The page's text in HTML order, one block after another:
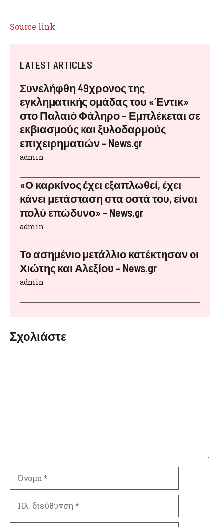
Source link
LATEST ARTICLES
Συνελήφθη 49χρονος της
εγκληματικής ομάδας του «Έντικ»
στο Παλαιό Φάληρο – Εμπλέκεται σε
εκβιασμούς και ξυλοδαρμούς
επιχειρηματιών – News.gr
admin
«Ο καρκίνος έχει εξαπλωθεί, έχει
κάνει μετάσταση στα οστά του, είναι
πολύ επώδυνο» – News.gr
admin
Το ασημένιο μετάλλιο κατέκτησαν οι
Χιώτης και Αλεξίου – News.gr
admin
Σχολιάστε
διεύθυνση